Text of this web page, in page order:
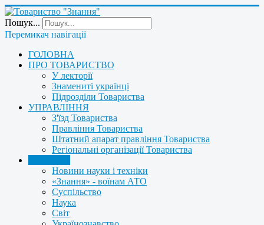
Пошук...
Перемикач навігації
ГОЛОВНА
ПРО ТОВАРИСТВО
У лекторії
Знамениті українці
Підрозділи Товариства
УПРАВЛІННЯ
З'їзд Товариства
Правління Товариства
Штатний апарат правління Товариства
Регіональні організації Товариства
Новини науки і техніки
«Знання» - воїнам АТО
Суспільство
Наука
Світ